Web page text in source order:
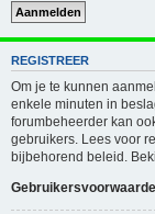
REGISTREER
Om je te kunnen
enkele minuten in
forumbeheerder kan
gebruikers. Lees voor
bijbehorend beleid.